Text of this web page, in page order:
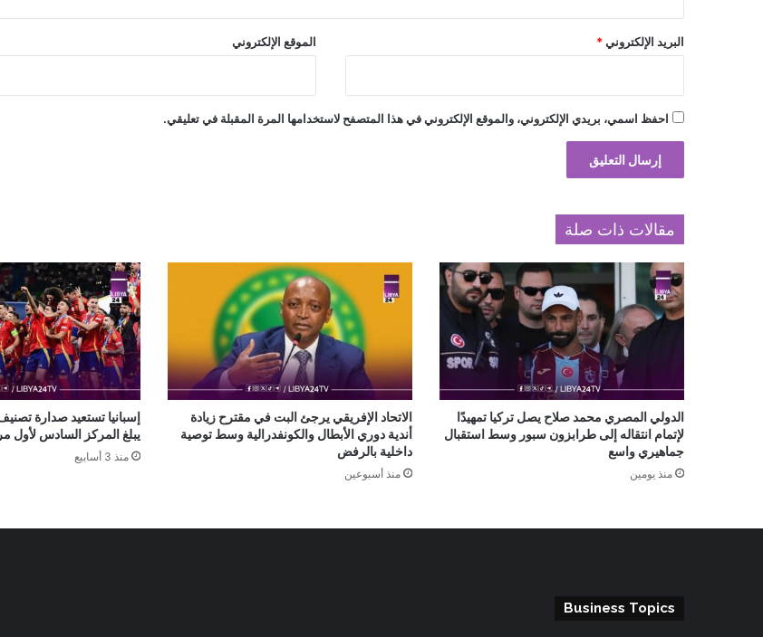
البريد الإلكتروني * الموقع الإلكتروني
احفظ اسمي، بريدي الإلكتروني، والموقع الإلكتروني في هذا المتصفح لاستخدامها المرة المقبلة في تعليقي.
مقالات ذات صلة
الدولي المصري محمد صلاح يصل تركيا تمهيدًا
لإتمام انتقاله إلى طرابزون سبور وسط استقبال
جماهيري واسع
منذ يومين
الاتحاد الإفريقي يرجئ البت في مقترح زيادة
أندية دوري الأبطال والكونفدرالية وسط توصية
داخلية بالرفض
منذ أسبوعين
إسبانيا تستعيد صدارة
يبلغ المركز السادس لأول
منذ 3 أسابيع
Business Topics